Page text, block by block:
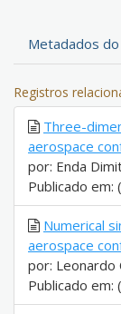
Metadados
Registros
Three-
aerospace
por: Enda
Publicado em:
Numerical
aerospace
por: Leonardo
Publicado em: